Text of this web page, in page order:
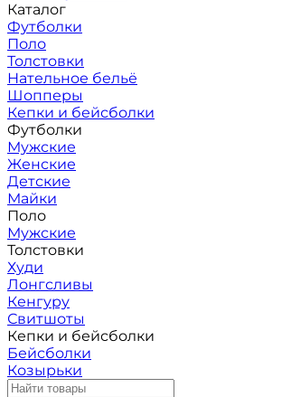
Каталог
Футболки
Поло
Толстовки
Нательное бельё
Шопперы
Кепки и бейсболки
Футболки
Мужские
Женские
Детские
Майки
Поло
Мужские
Толстовки
Худи
Лонгсливы
Кенгуру
Свитшоты
Кепки и бейсболки
Бейсболки
Козырьки